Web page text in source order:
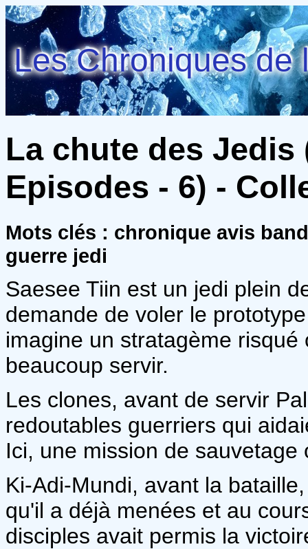
Les Chroniques de
La chute des Jedis
Episodes - 6) -
Mots clés : chronique avis
guerre jedi
Saesee Tiin est un jedi plein
demande de voler le
imagine un stratagème
beaucoup servir.
Les clones, avant de servir
redoutables guerriers qui
Ici, une mission de
Ki-Adi-Mundi, avant la
qu'il a déjà menées et au
disciples avait permis la